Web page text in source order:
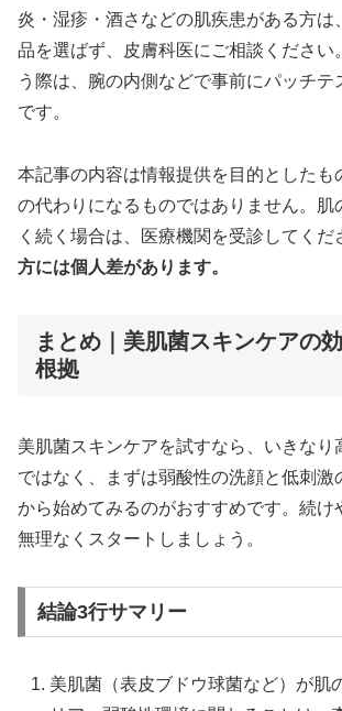
炎・湿疹・酒さなどの肌疾患がある方は
品を選ばず、皮膚科医にご相談ください
う際は、腕の内側などで事前にパッチテ
です。
本記事の内容は情報提供を目的としたも
の代わりになるものではありません。肌
く続く場合は、医療機関を受診してくだ
方には個人差があります。
まとめ｜美肌菌スキンケアの
根拠
美肌菌スキンケアを試すなら、いきなり
ではなく、まずは弱酸性の洗顔と低刺激
から始めてみるのがおすすめです。続け
無理なくスタートしましょう。
結論3行サマリー
美肌菌（表皮ブドウ球菌など）が肌